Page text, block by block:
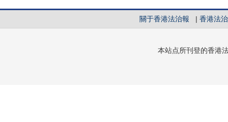
關于香港法治報 | 香港法
本站点所刊登的香港